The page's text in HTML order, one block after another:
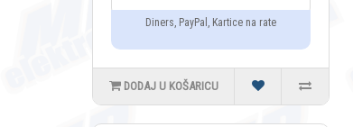
Diners, PayPal, Kartice na rate
DODAJ U KOŠARICU